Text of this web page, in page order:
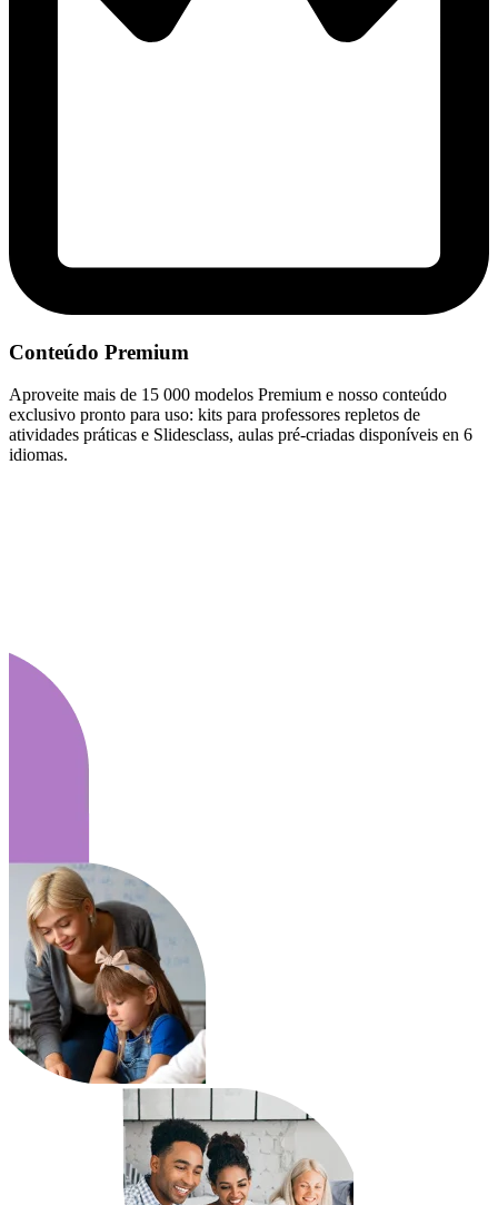
Conteúdo Premium
Aproveite mais de 15 000 modelos Premium e nosso conteúdo
exclusivo pronto para uso: kits para professores repletos de
atividades práticas e Slidesclass, aulas pré-criadas disponíveis en 6
idiomas.